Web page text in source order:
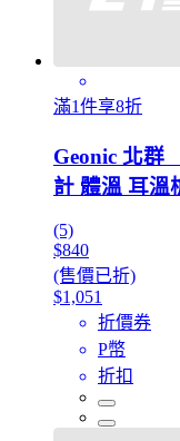
滿1件享8折
Geonic 北群
計 體溫 耳溫
(5)
$840
(售價已折)
$1,051
折價券
P幣
折扣